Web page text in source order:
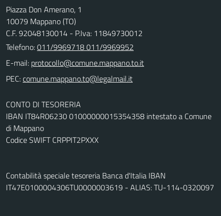
Piazza Don Amerano, 1
10079 Mappano (TO)
C.F. 92048130014 - P.Iva: 11849730012
Telefono:011/9969718 011/9969952
E-mail:
PEC:
CONTO DI TESORERIA
IBAN IT84R06230 01000000015354358 intestato a Comune
di Mappano
Codice SWIFT CRPPIT2PXXX
Contabilità speciale tesoreria Banca d'Italia IBAN
IT47E0100004306TU0000003619 - ALIAS: TU-114-0320097